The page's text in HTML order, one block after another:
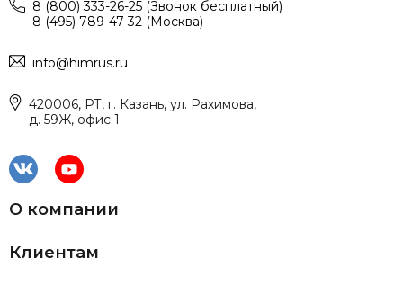
8 (800) 333-26-25 (Звонок бесплатный)
8 (495) 789-47-32 (Москва)
info@himrus.ru
420006, РТ, г. Казань, ул. Рахимова,
д. 59Ж, офис 1
О компании
Клиентам